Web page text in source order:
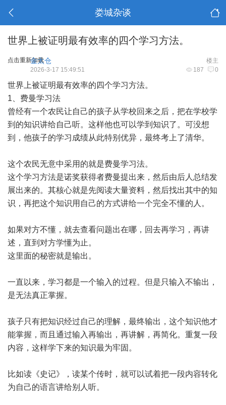
娄城杂谈
世界上被证明最有效率的四个学习方法。
点击重新加载 楼主
金太仓
187 0
2026-3-17 15:49:51
世界上被证明最有效率的四个学习方法。
1、费曼学习法
曾经有一个农民让自己的孩子从学校回来之后，把在学校学
到的知识讲给自己听。这样他也可以学到知识了。可没想
到，他孩子的学习成绩从此特别优异，最终考上了清华。
这个农民无意中采用的就是费曼学习法。
这个学习方法是诺奖获得者费曼提出来，然后由后人总结发
展出来的。其核心就是先阅读大量资料，然后找出其中的知
识，再把这个知识用自己的方式讲给一个完全不懂的人。
如果对方不懂，就去查看问题出在哪，回去再学习，再讲
述，直到对方学懂为止。
这里面的秘密就是输出。
一直以来，学习都是一个输入的过程。但是只输入不输出，
是无法真正掌握。
孩子只有把知识经过自己的理解，最终输出，这个知识他才
能掌握，而且通过输入再输出，再讲解，再简化。重复一段
内容，这样学下来的知识最为牢固。
比如读《史记》，读某个传时，就可以试着把一段内容转化
为自己的语言讲给别人听。